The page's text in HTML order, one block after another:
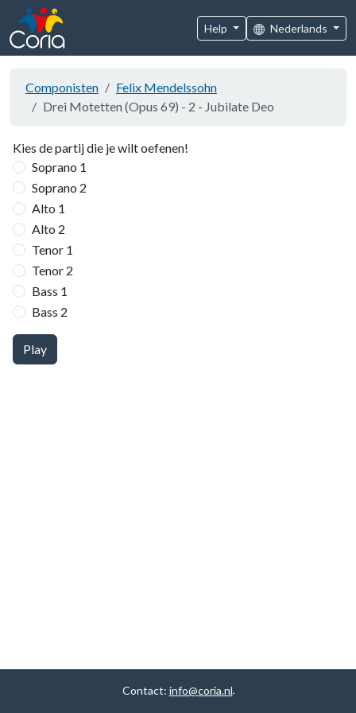
Help Nederlands
Componisten
Felix Mendelssohn
Drei Motetten (Opus 69) - 2 - Jubilate Deo
Kies de partij die je wilt oefenen!
Soprano 1
Soprano 2
Alto 1
Alto 2
Tenor 1
Tenor 2
Bass 1
Bass 2
Play
Contact: info@coria.nl.